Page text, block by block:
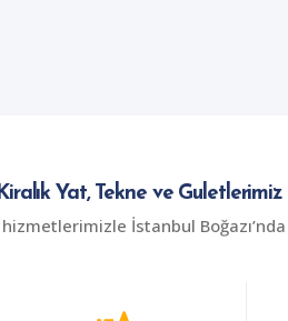
Yat, Tekne ve Guletlerimiz
İstanbul Boğazı’nda